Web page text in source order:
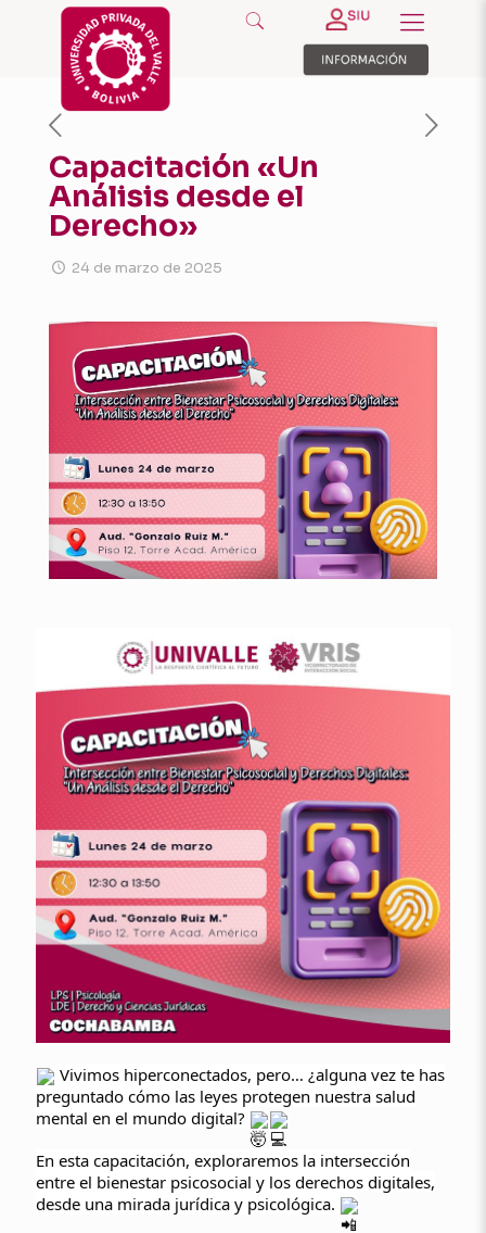
Capacitación «Un
Análisis desde el
Derecho»
24 de marzo de 2025
Vivimos hiperconectados, pero… ¿alguna vez te has
preguntado cómo las leyes protegen nuestra salud
mental en el mundo digital?
En esta capacitación, exploraremos la intersección
entre el bienestar psicosocial y los derechos digitales,
desde una mirada jurídica y psicológica.